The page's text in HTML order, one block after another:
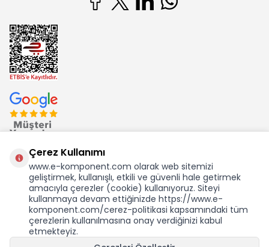
KDV Dahil Birim Fiyat
Ekom Elk. Elektronik San. ve Tic. A.Ş.'nin Tescilli Bir Markasıdır
Çerez Kullanımı
www.e-komponent.com olarak web sitemizi
geliştirmek, kullanışlı, etkili ve güvenli hale getirmek
amacıyla çerezler (cookie) kullanıyoruz. Siteyi
kullanmaya devam ettiğinizde https://www.e-
komponent.com/cerez-politikasi kapsamındaki tüm
çerezlerin kullanılmasına onay verdiğinizi kabul
etmekteyiz.